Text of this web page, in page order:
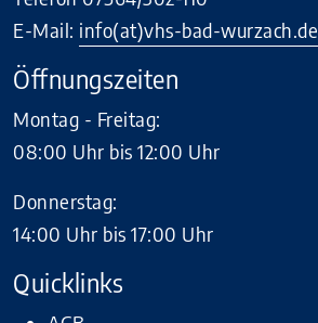
E-Mail: info(at)vhs-bad-wurzach.de
Öffnungszeiten
Montag - Freitag:
08:00 Uhr bis 12:00 Uhr
Donnerstag:
14:00 Uhr bis 17:00 Uhr
Quicklinks